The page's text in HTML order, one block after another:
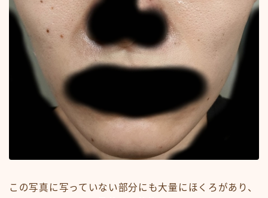
この写真に写っていない部分にも大量にほくろがあり、